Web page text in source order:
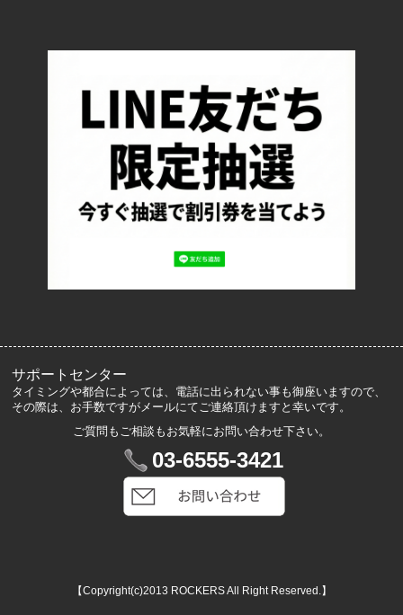
配送・送料について
お支払い方法について
特定商取引法に基づく表記
プライバシーポリシー
ロッカーズについて
サポートセンター
タイミングや都合によっては、電話に出られない事も御座いますので、
その際は、お手数ですがメールにてご連絡頂けますと幸いです。
ご質問もご相談もお気軽にお問い合わせ下さい。
03-6555-3421
【Copyright(c)2013 ROCKERS All Right Reserved.】